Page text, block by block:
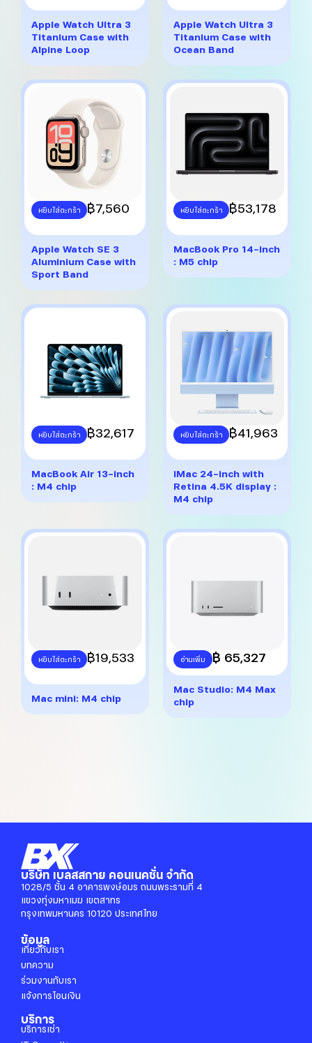
has
multiple
variants.
The
be
chosen
on
the
product
page
Apple Watch Ultra 3
Titanium Case with
Alpine Loop
has
multiple
variants.
The
be
on
the
product
page
Apple Watch Ultra 3
Titanium Case with
Ocean Band
หยิบใส่ตะกร้า
This
has
multiple
variants.
The
be
the
product
page
฿7,560
Apple Watch SE 3
Aluminium Case with
Sport Band
หยิบใส่ตะกร้า
This
has
multiple
be
on
the
product
page
฿53,178
MacBook Pro 14-inch
: M5 chip
หยิบใส่ตะกร้า
This
has
multiple
be
the
product
page
฿32,617
MacBook Air 13-inch
: M4 chip
หยิบใส่ตะกร้า
This
has
multiple
variants.
be
page
฿41,963
iMac 24-inch with
Retina 4.5K display :
M4 chip
หยิบใส่ตะกร้า
This
has
multiple
variants.
฿19,533
Mac mini: M4 chip
อ่านเพิ่ม ฿ 65,327
Mac Studio: M4 Max
chip
บริษัท เบลสสกาย คอนเนคชั่น จำกัด
1028/5 ชั้น 4 อาคารพงษ์อมร ถนนพระรามที่ 4
แขวงทุ่งมหาเมฆ เขตสาทร
กรุงเทพมหานคร 10120 ประเทศไทย
ข้อมูล
เกี่ยวกับเรา
บทความ
ร่วมงานกับเรา
แจ้งการโอนเงิน
บริการ
บริการเช่า